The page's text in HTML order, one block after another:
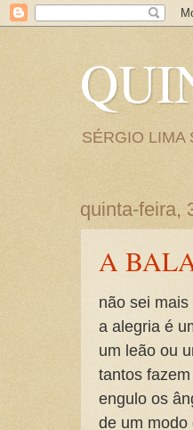
SÉRGIO LIMA
quinta-feira,
A
não sei
a alegria é
um leão ou
tantos
engulo os
de um modo